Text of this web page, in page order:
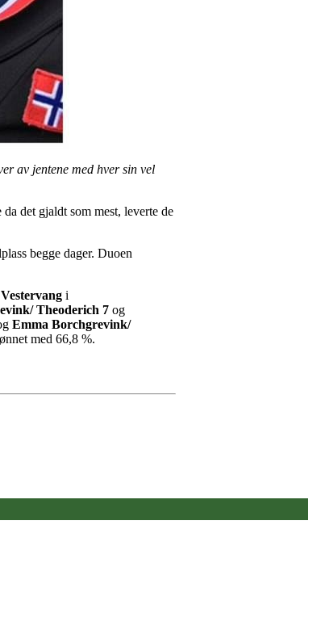
av jentene med hver sin vel
det gjaldt som mest, leverte de
begge dager. Duoen
i
Theoderich 7 og
Emma Borchgrevink/
med 66,8 %.